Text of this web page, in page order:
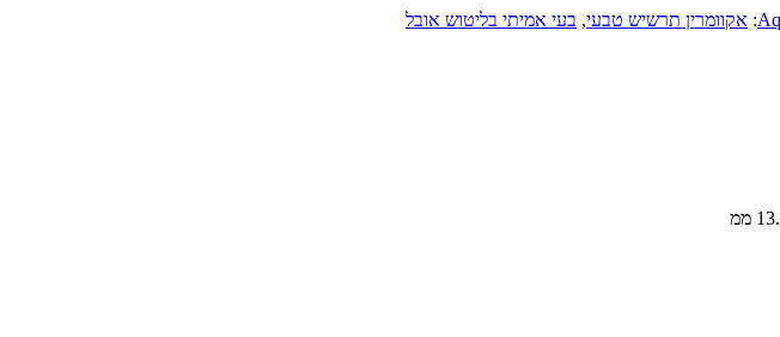
אקוומרין תרשיש טבעי, בעי אמיתי בליטוש אובל